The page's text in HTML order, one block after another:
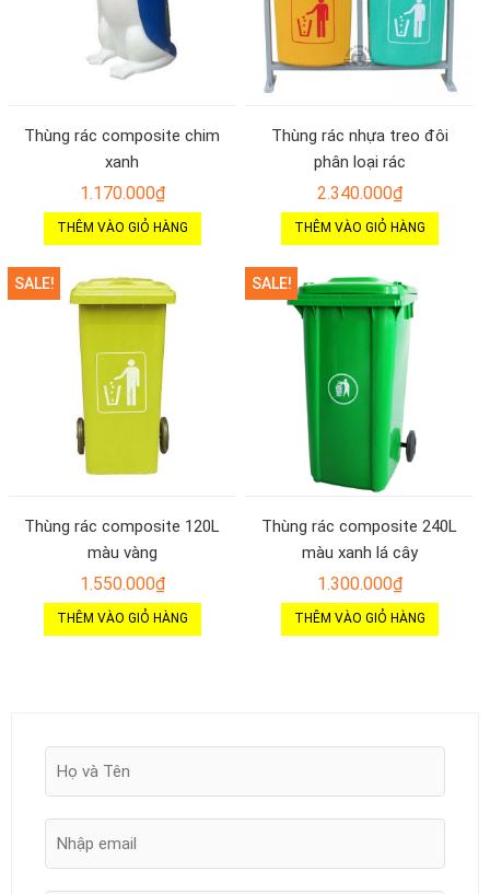
Thùng rác composite chim
xanh
1.170.000₫
THÊM VÀO GIỎ HÀNG
Thùng rác nhựa treo đôi
phân loại rác
2.340.000₫
THÊM VÀO GIỎ HÀNG
SALE!
Thùng rác composite 120L
màu vàng
1.550.000₫
THÊM VÀO GIỎ HÀNG
SALE!
Thùng rác composite 240L
màu xanh lá cây
1.300.000₫
THÊM VÀO GIỎ HÀNG